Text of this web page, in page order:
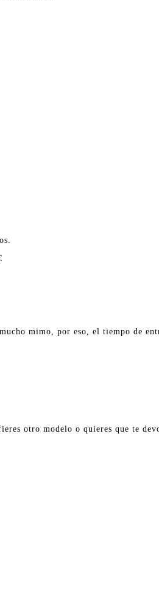
mimo, por eso, el tiempo de
otro modelo o quieres que te